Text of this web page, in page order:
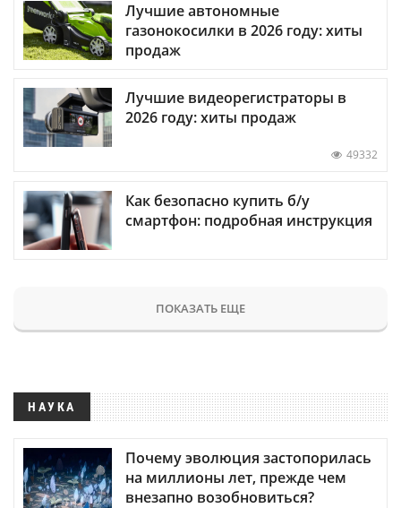
Лучшие автономные
газонокосилки в 2026 году: хиты
продаж
Лучшие видеорегистраторы в
2026 году: хиты продаж
49332
Как безопасно купить б/у
смартфон: подробная инструкция
ПОКАЗАТЬ ЕЩЕ
НАУКА
Почему эволюция застопорилась
на миллионы лет, прежде чем
внезапно возобновиться?